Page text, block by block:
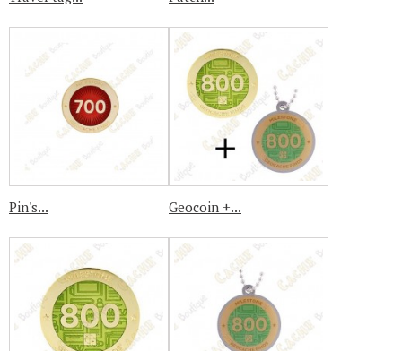
Pin's... Geocoin +...